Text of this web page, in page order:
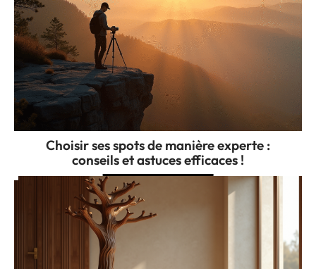
Choisir ses spots de manière experte :
conseils et astuces efficaces !